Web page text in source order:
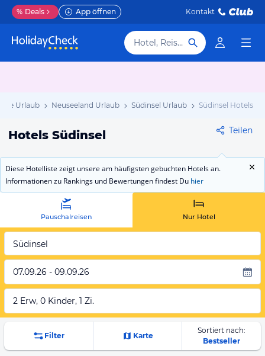
% Deals App öffnen Kontakt
Hotel, Reiseziel
Urlaub Neuseeland Urlaub Südinsel Urlaub Südinsel Hotels
Hotels Südinsel Teilen
Diese Hotelliste zeigt unsere am häufigsten gebuchten Hotels an.
Informationen zu Rankings und Bewertungen findest Du hier
Pauschalreisen Nur Hotel
Südinsel
07.09.26 - 09.09.26
2 Erw, 0 Kinder, 1 Zi.
Filter Karte
Sortiert nach:
Bestseller